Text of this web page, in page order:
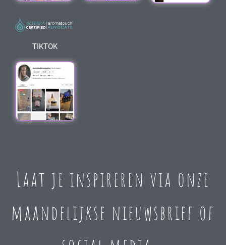
TIKTOK
Laat je inspireren via onze
maandelijkse nieuwsbrief of